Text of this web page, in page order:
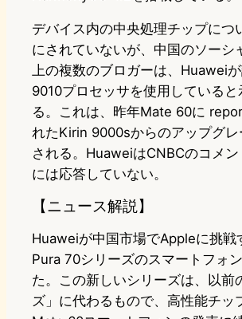
デバイス内の中央処理チップにつ
にされていないが、中国のソーシ
上の複数のブロガーは、Huawei
9010プロセッサを使用していると
る。これは、昨年Mate 60に
れたKirin 9000sからのアップグレ
される。HuaweiはCNBCのコメ
には応答していない。
【ニュース解説】
Huaweiが中国市場でAppleに挑戦
Pura 70シリーズのスマートフォ
た。この新しいシリーズは、以前
ズ」に代わるもので、高性能チッ